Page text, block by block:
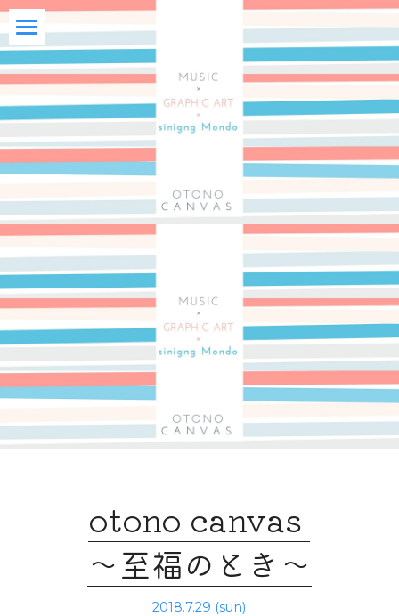
Home
Profile
The Source
シングル・アルバム
アートワーク一覧
Be楽曲集・歌詞
rough楽曲集・歌詞
映像
ミュージックビデオ
ライブ映像
各種SNS
otono canvas
〜至福のとき〜
2018.7.29 (sun)